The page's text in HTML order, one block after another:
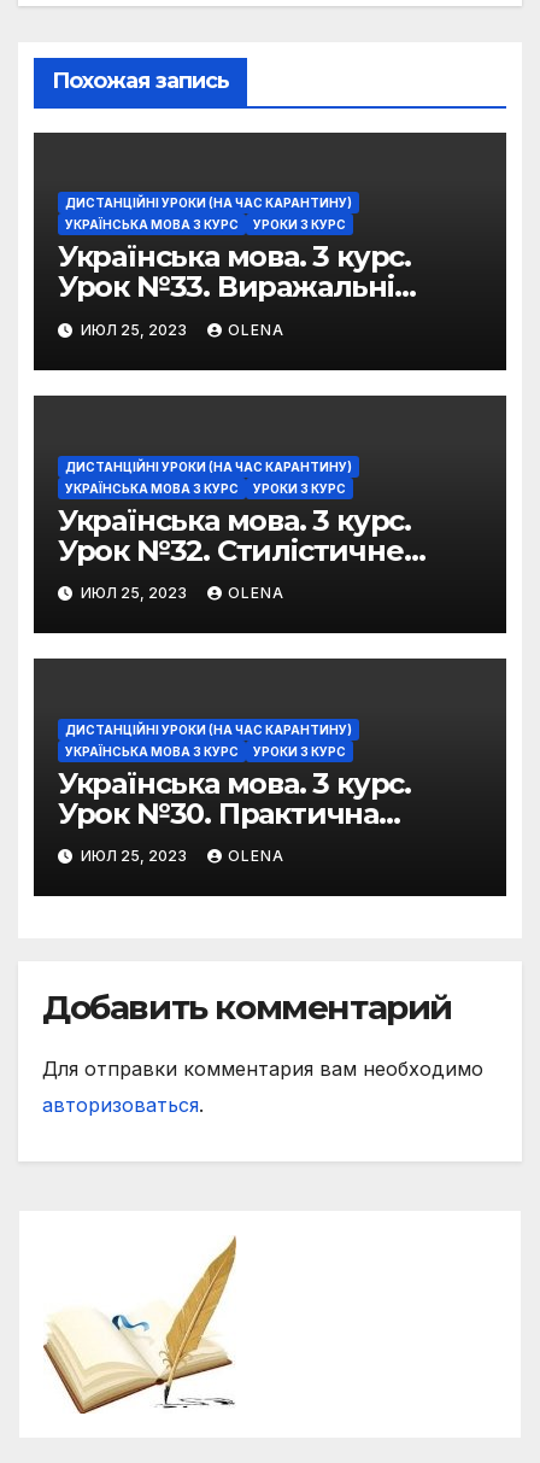
Похожая запись
ДИСТАНЦІЙНІ УРОКИ (НА ЧАС КАРАНТИНУ)
УКРАЇНСЬКА МОВА 3 КУРС
УРОКИ 3 КУРС
Українська мова. 3 курс.
Урок №33. Виражальні
можливості фразеологізмів
ИЮЛ 25, 2023 OLENA
ДИСТАНЦІЙНІ УРОКИ (НА ЧАС КАРАНТИНУ)
УКРАЇНСЬКА МОВА 3 КУРС
УРОКИ 3 КУРС
Українська мова. 3 курс.
Урок №32. Стилістичне
забарвлення
фразеологізмів
ИЮЛ 25, 2023 OLENA
ДИСТАНЦІЙНІ УРОКИ (НА ЧАС КАРАНТИНУ)
УКРАЇНСЬКА МОВА 3 КУРС
УРОКИ 3 КУРС
Українська мова. 3 курс.
Урок №30. Практична
риторика. Оцінювальні
жанри. Характеристика
ИЮЛ 25, 2023 OLENA
Добавить комментарий
Для отправки комментария вам необходимо
авторизоваться.